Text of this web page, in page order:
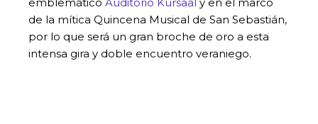
de la mítica Quincena Musical de San Sebastián,
por lo que será un gran broche de oro a esta
intensa gira y doble encuentro veraniego.